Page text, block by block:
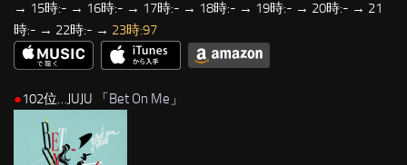
→ 15時:- → 16時:- → 17時:- → 18時:- → 19時:- → 20時:- → 21
時:- → 22時:- → 23時:97
●102位…JUJU 「Bet On Me 」